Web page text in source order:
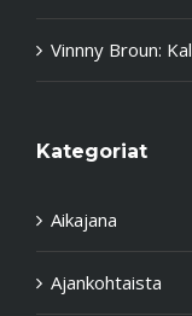
Vinnny Broun:
Kategoriat
Aikajana
Ajankohtaista